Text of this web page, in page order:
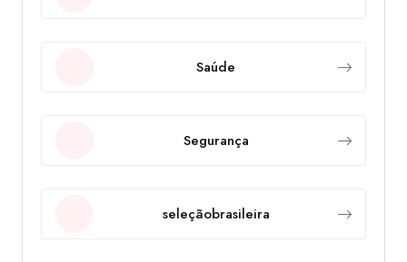
Saúde
Segurança
seleçãobrasileira